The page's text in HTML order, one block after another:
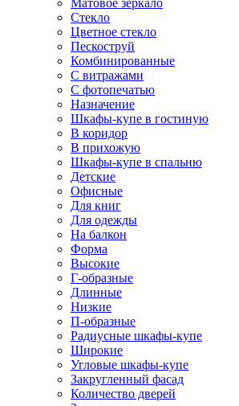
Матовое зеркало
Стекло
Цветное стекло
Пескоструй
Комбинированные
С витражами
С фотопечатью
Назначение
Шкафы-купе в гостиную
В коридор
В прихожую
Шкафы-купе в спальню
Детские
Офисные
Для книг
Для одежды
На балкон
Форма
Высокие
Г-образные
Длинные
Низкие
П-образные
Радиусные шкафы-купе
Широкие
Угловые шкафы-купе
Закругленный фасад
Количество дверей